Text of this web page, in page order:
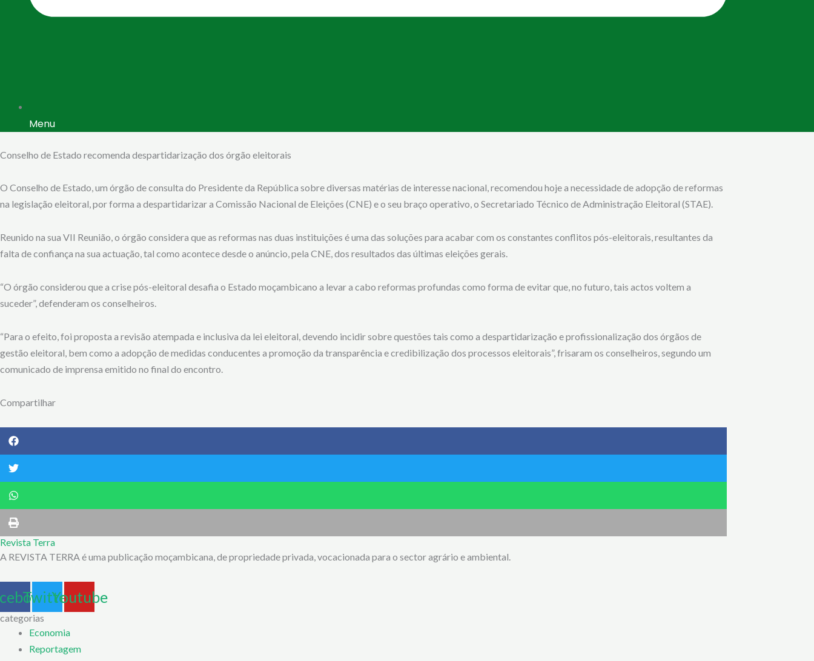
Menu
Conselho de Estado recomenda despartidarização dos órgão eleitorais
O Conselho de Estado, um órgão de consulta do Presidente da República sobre diversas matérias de interesse nacional, recomendou hoje a necessidade de adopção de reformas
na legislação eleitoral, por forma a despartidarizar a Comissão Nacional de Eleições (CNE) e o seu braço operativo, o Secretariado Técnico de Administração Eleitoral (STAE).
Reunido na sua VII Reunião, o órgão considera que as reformas nas duas instituições é uma das soluções para acabar com os constantes conflitos pós-eleitorais, resultantes da
falta de confiança na sua actuação, tal como acontece desde o anúncio, pela CNE, dos resultados das últimas eleições gerais.
“O órgão considerou que a crise pós-eleitoral desafia o Estado moçambicano a levar a cabo reformas profundas como forma de evitar que, no futuro, tais actos voltem a
suceder”, defenderam os conselheiros.
“Para o efeito, foi proposta a revisão atempada e inclusiva da lei eleitoral, devendo incidir sobre questões tais como a despartidarização e profissionalização dos órgãos de
gestão eleitoral, bem como a adopção de medidas conducentes a promoção da transparência e credibilização dos processos eleitorais”, frisaram os conselheiros, segundo um
comunicado de imprensa emitido no final do encontro.
Compartilhar
Revista Terra
A REVISTA TERRA é uma publicação moçambicana, de propriedade privada, vocacionada para o sector agrário e ambiental.
TwitterYoutube
categorias
Economia
Reportagem